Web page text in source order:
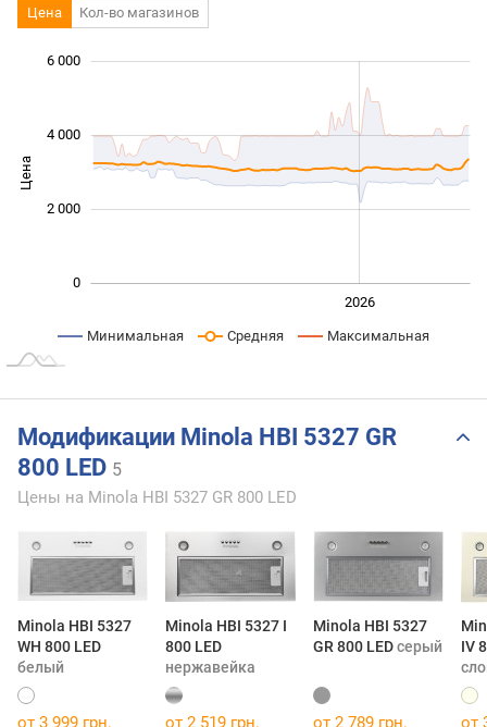
Цена Кол-во магазинов
Цена
0
2 000
4 000
6 000
2026
Минимальная Средняя Максимальная
Модификации Minola HBI 5327 GR
800 LED 5
Цены на Minola HBI 5327 GR 800 LED
Minola HBI 5327
WH 800 LED
белый
Minola HBI 5327 I
800 LED
нержавейка
Minola HBI 5327
GR 800 LEDсерый
IV
от 3 999 грн. от 2 519 грн. от 2 789 грн. от